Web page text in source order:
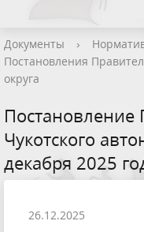
Документы ›
Постановления
округа
Постановление
Чукотского
декабря 2025
26.12.2025